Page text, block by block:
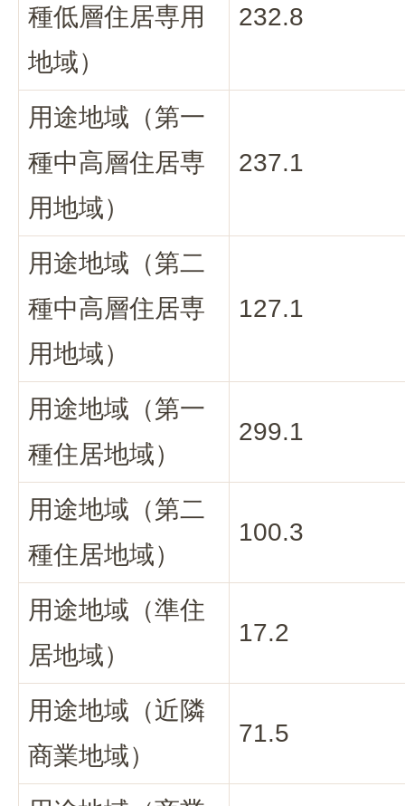
種低層住居専用
地域）
232.8
用途地域（第一
種中高層住居専
用地域）
237.1
用途地域（第二
種中高層住居専
用地域）
127.1
用途地域（第一
種住居地域）
299.1
用途地域（第二
種住居地域）
100.3
用途地域（準住
居地域）
17.2
用途地域（近隣
商業地域）
71.5